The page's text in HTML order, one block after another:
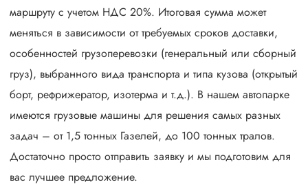
маршруту с учетом НДС 20%. Итоговая сумма может
меняться в зависимости от требуемых сроков доставки,
особенностей грузоперевозки (генеральный или сборный
груз), выбранного вида транспорта и типа кузова (открытый
борт, рефрижератор, изотерма и т.д.). В нашем автопарке
имеются грузовые машины для решения самых разных
задач – от 1,5 тонных Газелей, до 100 тонных тралов.
Достаточно просто отправить заявку и мы подготовим для
вас лучшее предложение.